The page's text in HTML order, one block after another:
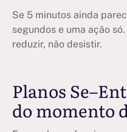
Se 5 minutos ainda
segundos e uma ação
reduzir, não desistir.
Planos
do momento